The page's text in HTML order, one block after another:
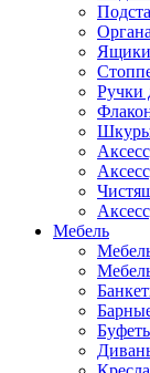
Ящики
Ручки
Шкуры
Мебель